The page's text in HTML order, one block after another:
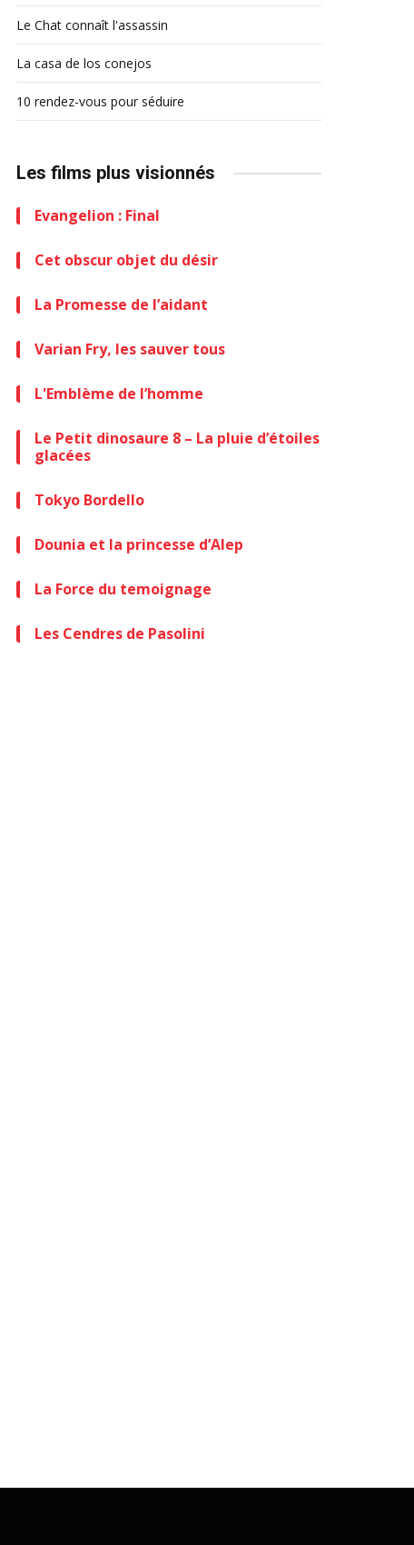
Le Chat connaît l'assassin
La casa de los conejos
10 rendez-vous pour séduire
Les films plus visionnés
Evangelion : Final
Cet obscur objet du désir
La Promesse de l’aidant
Varian Fry, les sauver tous
L'Emblème de l’homme
Le Petit dinosaure 8 – La pluie d’étoiles
glacées
Tokyo Bordello
Dounia et la princesse d’Alep
La Force du temoignage
Les Cendres de Pasolini